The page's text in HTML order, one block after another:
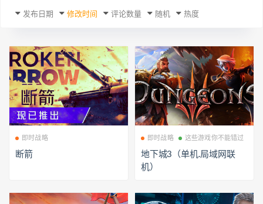
发布日期 修改时间 评论数量 随机 热度
即时战略
断箭
即时战略 这些游戏你不能错过
地下城3（单机.局域网联
机）